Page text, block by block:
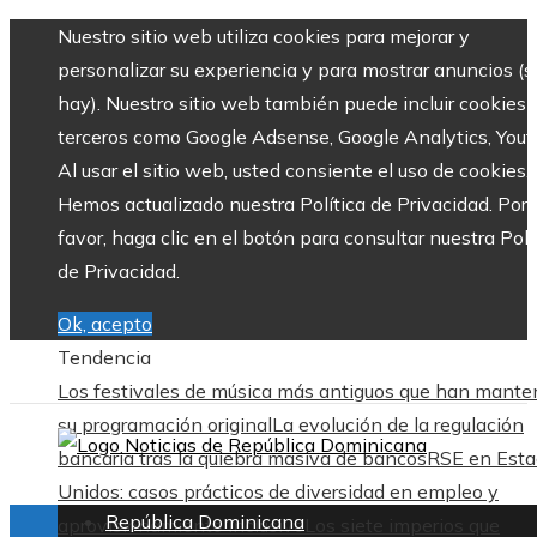
Nuestro sitio web utiliza cookies para mejorar y
personalizar su experiencia y para mostrar anuncios
hay). Nuestro sitio web también puede incluir cookies
terceros como Google Adsense, Google Analytics,
Al usar el sitio web, usted consiente el uso de cookies.
Hemos actualizado nuestra Política de Privacidad. Por
favor, haga clic en el botón para consultar nuestra
de Privacidad.
Ok, acepto
Tendencia
Los festivales de música más antiguos que han
su programación originalLa evolución de la regulación
bancaria tras la quiebra masiva de bancosRSE en
Unidos: casos prácticos de diversidad en empleo y
aprovisionamiento inclusivo Los siete imperios que
República Dominicana